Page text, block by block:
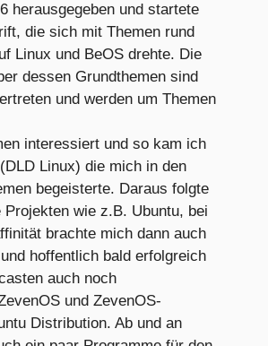
herausgegeben und startete
die sich mit Themen rund
Linux und BeOS drehte. Die
dessen Grundthemen sind
und werden um Themen
interessiert und so kam ich
Linux) die mich in den
begeisterte. Daraus folgte
wie z.B. Ubuntu, bei
brachte mich dann auch
hoffentlich bald erfolgreich
auch noch
und ZevenOS-
Distribution. Ab und an